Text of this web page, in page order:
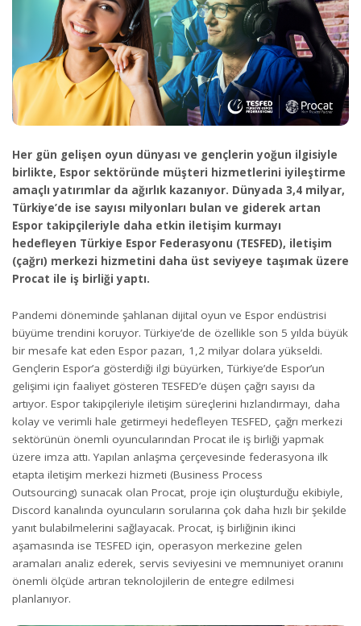
Her gün gelişen oyun dünyası ve gençlerin yoğun ilgisiyle
birlikte, Espor sektöründe müşteri hizmetlerini iyileştirme
amaçlı yatırımlar da ağırlık kazanıyor. Dünyada 3,4 milyar,
Türkiye’de ise sayısı milyonları bulan ve giderek artan
Espor takipçileriyle daha etkin iletişim kurmayı
hedefleyen Türkiye Espor Federasyonu (TESFED), iletişim
(çağrı) merkezi hizmetini daha üst seviyeye taşımak üzere
Procat ile iş birliği yaptı.
Pandemi döneminde şahlanan dijital oyun ve Espor endüstrisi
büyüme trendini koruyor. Türkiye’de de özellikle son 5 yılda büyük
bir mesafe kat eden Espor pazarı, 1,2 milyar dolara yükseldi.
Gençlerin Espor’a gösterdiği ilgi büyürken, Türkiye’de Espor’un
gelişimi için faaliyet gösteren TESFED’e düşen çağrı sayısı da
artıyor. Espor takipçileriyle iletişim süreçlerini hızlandırmayı, daha
kolay ve verimli hale getirmeyi hedefleyen TESFED, çağrı merkezi
sektörünün önemli oyuncularından Procat ile iş birliği yapmak
üzere imza attı. Yapılan anlaşma çerçevesinde federasyona ilk
etapta iletişim merkezi hizmeti (Business Process
Outsourcing) sunacak olan Procat, proje için oluşturduğu ekibiyle,
Discord kanalında oyuncuların sorularına çok daha hızlı bir şekilde
yanıt bulabilmelerini sağlayacak. Procat, iş birliğinin ikinci
aşamasında ise TESFED için, operasyon merkezine gelen
aramaları analiz ederek, servis seviyesini ve memnuniyet oranını
önemli ölçüde artıran teknolojilerin de entegre edilmesi
planlanıyor.